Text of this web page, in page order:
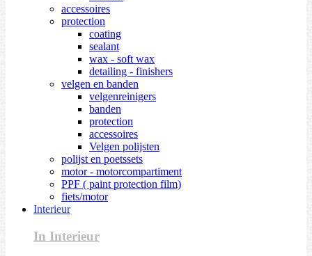
accessoires
protection
coating
sealant
wax - soft wax
detailing - finishers
velgen en banden
velgenreinigers
banden
protection
accessoires
Velgen polijsten
polijst en poetssets
motor - motorcompartiment
PPF ( paint protection film)
fiets/motor
Interieur
In Interieur